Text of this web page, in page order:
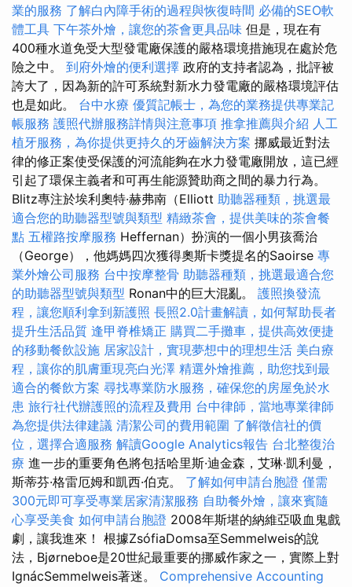
業的服務 了解白內障手術的過程與恢復時間 必備的SEO軟
體工具 下午茶外燴，讓您的茶會更具品味 但是，現在有
400種水道免受大型發電廠保護的嚴格環境措施現在處於危
險之中。 到府外燴的便利選擇 政府的支持者認為，批評被
誇大了，因為新的許可系統對新水力發電廠的嚴格環境評估
也是如此。 台中水療 優質記帳士，為您的業務提供專業記
帳服務 護照代辦服務詳情與注意事項 推拿推薦與介紹 人工
植牙服務，為你提供更持久的牙齒解決方案 挪威最近對法
律的修正案使受保護的河流能夠在水力發電廠開放，這已經
引起了環保主義者和可再生能源贊助商之間的暴力行為。
Blitz專注於埃利奧特·赫弗南（Elliott 助聽器種類，挑選最
適合您的助聽器型號與類型 精緻茶會，提供美味的茶會餐
點 五權路按摩服務 Heffernan）扮演的一個小男孩喬治
（George），他媽媽四次獲得奧斯卡獎提名的Saoirse 專
業外燴公司服務 台中按摩整骨 助聽器種類，挑選最適合您
的助聽器型號與類型 Ronan中的巨大混亂。 護照換發流
程，讓您順利拿到新護照 長照2.0計畫解讀，如何幫助長者
提升生活品質 逢甲脊椎矯正 購買二手攤車，提供高效便捷
的移動餐飲設施 居家設計，實現夢想中的理想生活 美白療
程，讓你的肌膚重現亮白光澤 精選外燴推薦，助您找到最
適合的餐飲方案 尋找專業防水服務，確保您的房屋免於水
患 旅行社代辦護照的流程及費用 台中律師，當地專業律師
為您提供法律建議 清潔公司的費用範圍 了解徵信社的價
位，選擇合適服務 解讀Google Analytics報告 台北整復治
療 進一步的重要角色將包括哈里斯·迪金森，艾琳·凱利曼，
斯蒂芬·格雷厄姆和凱西·伯克。 了解如何申請台胞證 僅需
300元即可享受專業居家清潔服務 自助餐外燴，讓來賓隨
心享受美食 如何申請台胞證 2008年斯堪的納維亞吸血鬼戲
劇，讓我進來！ 根據ZsófiaDomsa至Semmelweis的說
法，Bjørneboe是20世紀最重要的挪威作家之一，實際上對
IgnácSemmelweis著迷。 Comprehensive Accounting